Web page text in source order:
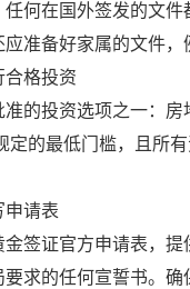
任何在国外签发的文
准备好家属的文件，
合格投资
准的投资选项之一：
定的最低门槛，且所
申请表
金签证官方申请表，
要求的任何宣誓书。确